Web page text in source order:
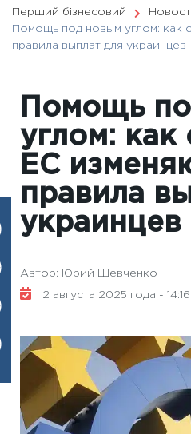
Перший бізнесовий
Помощь под новым углом: как
правила выплат для украинцев
Помощь
углом: как
ЕС
правила
украинцев
Автор: Юрий Шевченко
2 августа 2025 года - 14:16